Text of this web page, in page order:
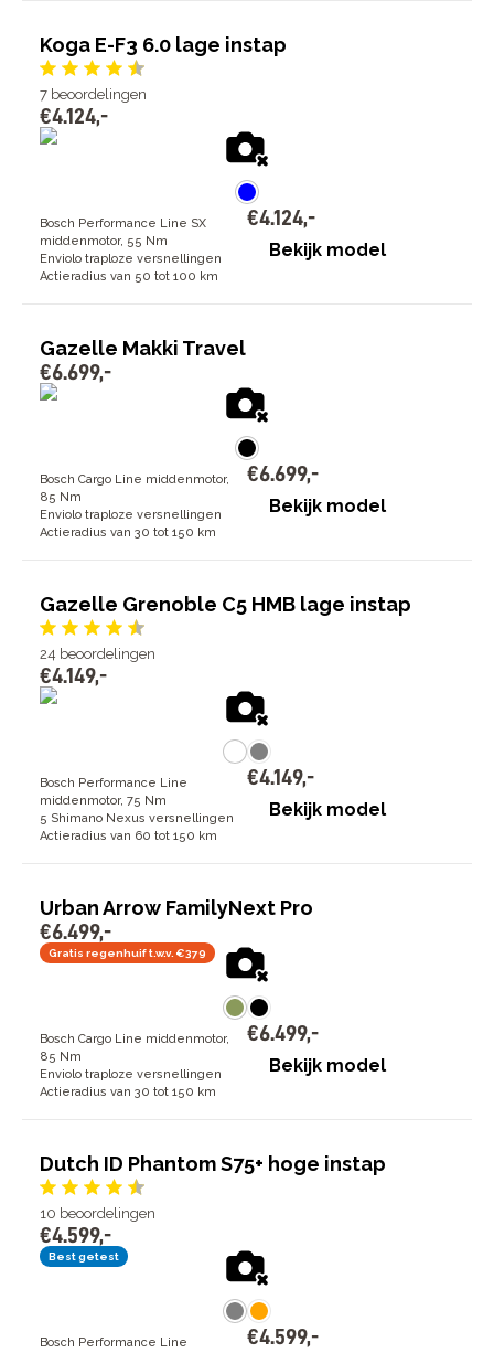
Koga E-F3 6.0 lage instap
7 beoordelingen
€4.124,-
Bosch Performance Line SX
middenmotor, 55 Nm
Enviolo traploze versnellingen
Actieradius van 50 tot 100 km
€4.124,-
Bekijk model
Gazelle Makki Travel
€6.699,-
Bosch Cargo Line middenmotor,
85 Nm
Enviolo traploze versnellingen
Actieradius van 30 tot 150 km
€6.699,-
Bekijk model
Gazelle Grenoble C5 HMB lage instap
24 beoordelingen
€4.149,-
Bosch Performance Line
middenmotor, 75 Nm
5 Shimano Nexus versnellingen
Actieradius van 60 tot 150 km
€4.149,-
Bekijk model
Urban Arrow FamilyNext Pro
€6.499,-
Gratis regenhuif t.w.v. €379
Bosch Cargo Line middenmotor,
85 Nm
Enviolo traploze versnellingen
Actieradius van 30 tot 150 km
€6.499,-
Bekijk model
Dutch ID Phantom S75+ hoge instap
10 beoordelingen
€4.599,-
Best getest
Bosch Performance Line €4.599,-